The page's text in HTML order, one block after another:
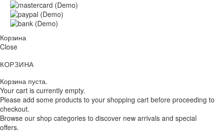
Корзина
Close
КОРЗИНА
Корзина пуста.
Your cart is currently empty.
Please add some products to your shopping cart before proceeding to
checkout.
Browse our shop categories to discover new arrivals and special
offers.